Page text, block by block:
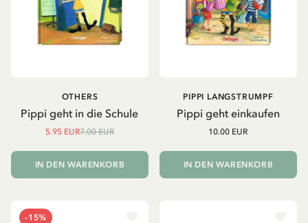
Pippi geht in die Schule
OTHERS
5.95 EUR7.00 EUR
IN DEN WARENKORB
Pippi geht einkaufen
PIPPI LANGSTRUMPF
10.00 EUR
IN DEN WARENKORB
-15%